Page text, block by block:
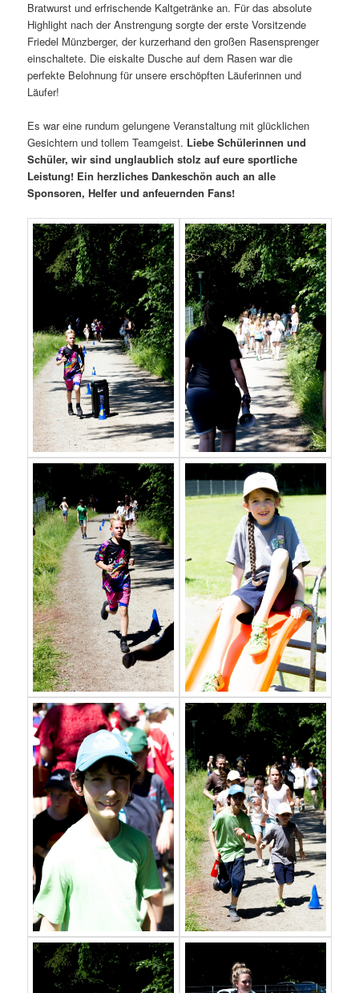
Bratwurst und erfrischende Kaltgetränke an. Für das absolute
Highlight nach der Anstrengung sorgte der erste Vorsitzende
Friedel Münzberger, der kurzerhand den großen Rasensprenger
einschaltete. Die eiskalte Dusche auf dem Rasen war die
perfekte Belohnung für unsere erschöpften Läuferinnen und
Läufer!
Es war eine rundum gelungene Veranstaltung mit glücklichen
Gesichtern und tollem Teamgeist. Liebe Schülerinnen und
Schüler, wir sind unglaublich stolz auf eure sportliche
Leistung! Ein herzliches Dankeschön auch an alle
Sponsoren, Helfer und anfeuernden Fans!